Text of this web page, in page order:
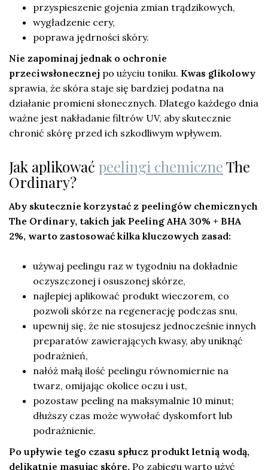
przyspieszenie gojenia zmian trądzikowych,
wygładzenie cery,
poprawa jędrności skóry.
Nie zapominaj jednak o ochronie
przeciwsłonecznej po użyciu toniku. Kwas glikolowy
sprawia, że skóra staje się bardziej podatna na
działanie promieni słonecznych. Dlatego każdego dnia
ważne jest nakładanie filtrów UV, aby skutecznie
chronić skórę przed ich szkodliwym wpływem.
Jak aplikować peelingi chemiczneThe
Ordinary?
Aby skutecznie korzystać z peelingów chemicznych
The Ordinary, takich jak Peeling AHA 30% + BHA
2%, warto zastosować kilka kluczowych zasad:
używaj peelingu raz w tygodniu na dokładnie
oczyszczonej i osuszonej skórze,
najlepiej aplikować produkt wieczorem, co
pozwoli skórze na regenerację podczas snu,
upewnij się, że nie stosujesz jednocześnie innych
preparatów zawierających kwasy, aby uniknąć
podrażnień,
nałóż małą ilość peelingu równomiernie na
twarz, omijając okolice oczu i ust,
pozostaw peeling na maksymalnie 10 minut;
dłuższy czas może wywołać dyskomfort lub
podrażnienie.
Po upływie tego czasu spłucz produkt letnią wodą,
delikatnie masując skórę. Po zabiegu warto użyć